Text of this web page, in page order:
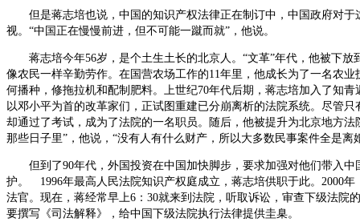
但是蒋志培也说，中国的知识产权法律正在制订中，中国政府对于
视。“中国正在慢慢前进，但不可能一蹴而就”，他说。
蒋志培今年56岁，是个土生土长的北京人。“文革”年代，他被下放
像农民一样辛勤劳作。在国营农场工作的11年里，他成长为了一名农业
何播种，修拖拉机和配制肥料。上世纪70年代后期，蒋志培加入了知青
以邓小平为首的改革家们，正试图重建已分崩离析的法院系统。尽管只
却通过了考试，成为了法院的一名职员。随后，他被提升为北京地方法
那些日子里”，他说，“没有人有什么财产，所以大多数民事案件全是离
但到了90年代，外国投资在中国加快脚步，要求加强对他们带入中
护。 1996年最高人民法院知识产权庭成立，蒋志培供职于此。2000年
法官。现在，蒋经常早上6：30就来到法院，听取诉讼，审查下级法院
要撰写《司法解释》，给中国下级法院执行法律提供圭臬。